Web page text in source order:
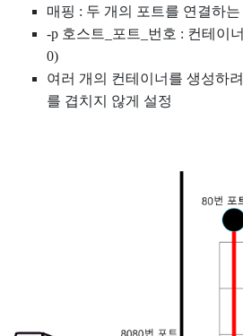
매핑 : 두 개의 포트를 연결하는
-p 호스트_포트_번호 : 컨테이
0)
여러 개의 컨테이너를 생성하
를 겹치지 않게 설정